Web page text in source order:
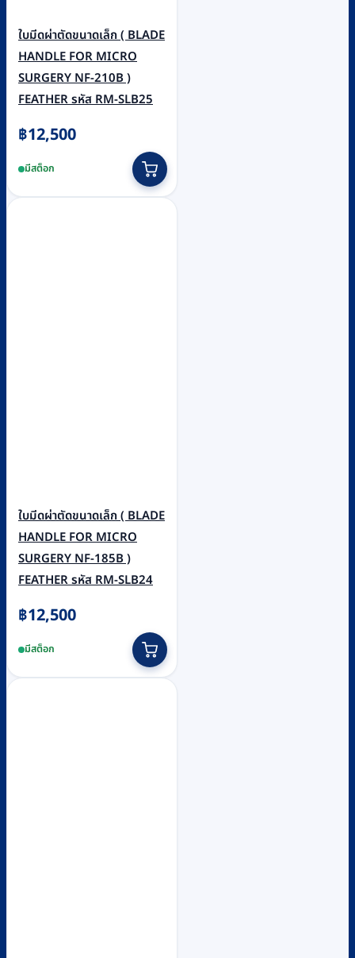
ใบมีดผ่าตัดขนาดเล็ก ( BLADE
HANDLE FOR MICRO
SURGERY NF-210B )
FEATHER รหัส RM-SLB25
฿12,500
มีสต็อก
ใบมีดผ่าตัดขนาดเล็ก ( BLADE
HANDLE FOR MICRO
SURGERY NF-185B )
FEATHER รหัส RM-SLB24
฿12,500
มีสต็อก